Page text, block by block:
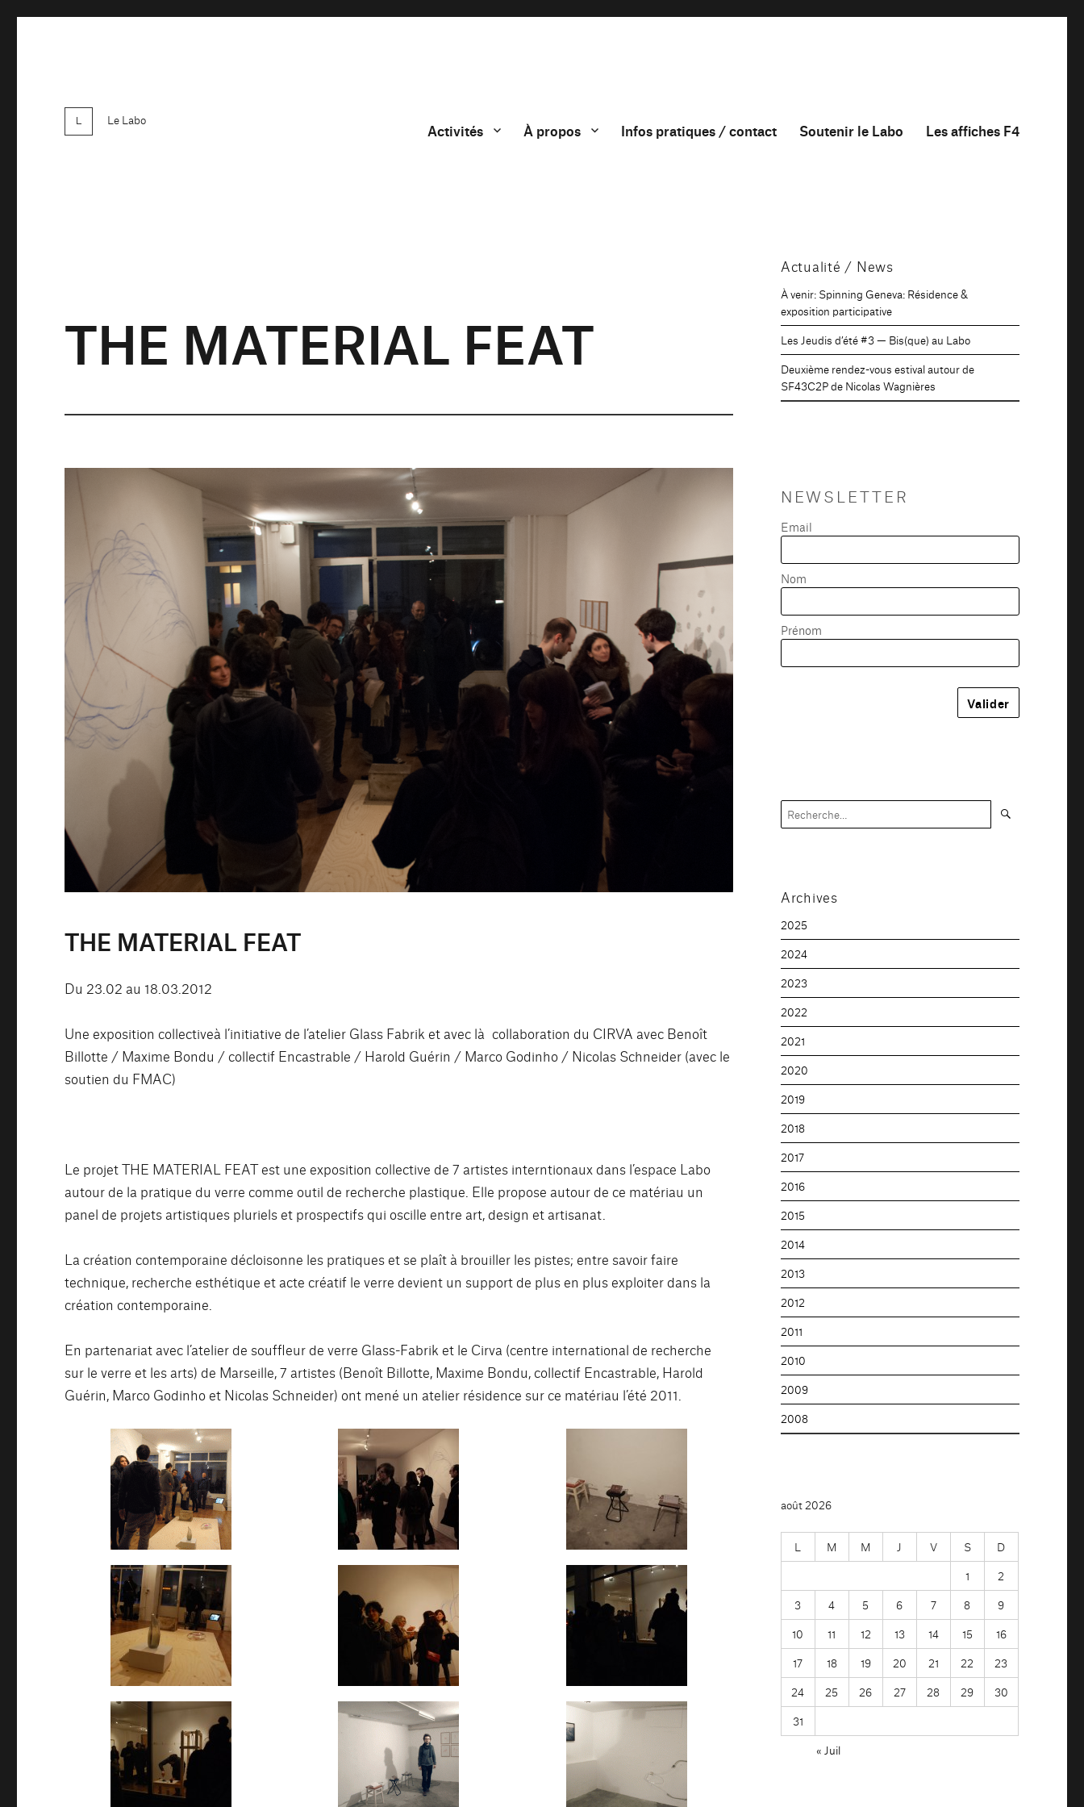
Le Labo
Activités À propos Infos pratiques / contact Soutenir le Labo Les affiches F4
THE MATERIAL FEAT
THE MATERIAL FEAT
Du 23.02 au 18.03.2012
Une exposition collectiveà l’initiative de l’atelier Glass Fabrik et avec là collaboration du CIRVA avec Benoît
Billotte / Maxime Bondu / collectif Encastrable / Harold Guérin / Marco Godinho / Nicolas Schneider (avec le
soutien du FMAC)
Le projet THE MATERIAL FEAT est une exposition collective de 7 artistes interntionaux dans l’espace Labo
autour de la pratique du verre comme outil de recherche plastique. Elle propose autour de ce matériau un
panel de projets artistiques pluriels et prospectifs qui oscille entre art, design et artisanat.
La création contemporaine décloisonne les pratiques et se plaît à brouiller les pistes; entre savoir faire
technique, recherche esthétique et acte créatif le verre devient un support de plus en plus exploiter dans la
création contemporaine.
En partenariat avec l’atelier de souffleur de verre Glass-Fabrik et le Cirva (centre international de recherche
sur le verre et les arts) de Marseille, 7 artistes (Benoît Billotte, Maxime Bondu, collectif Encastrable, Harold
Guérin, Marco Godinho et Nicolas Schneider) ont mené un atelier résidence sur ce matériau l’été 2011.
Actualité / News
À venir: Spinning Geneva: Résidence &
exposition participative
Les Jeudis d’été #3 — Bis(que) au Labo
Deuxième rendez-vous estival autour de
SF43C2P de Nicolas Wagnières
NEWSLETTER
Email
Nom
Prénom
Recherche
pour :
Archives
2025
2024
2023
2022
2021
2020
2019
2018
2017
2016
2015
2014
2013
2012
2011
2010
2009
2008
août 2026
L M M J V S
D
1
2
3
4 5 6 7 8
9
10
11 12 13 14 15
16
17
18 19 20 21 22
23
24
25 26 27 28 29
30
31
« Juil